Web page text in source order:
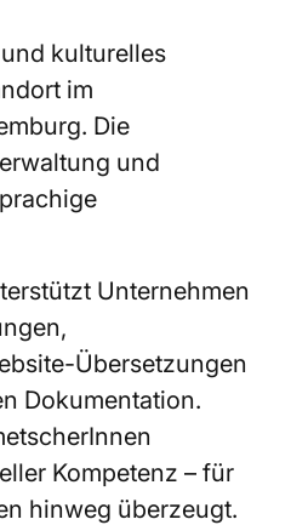
kulturelles
im
Die
und
Unternehmen
Übersetzungen
Dokumentation.
Kompetenz – für
hinweg überzeugt.